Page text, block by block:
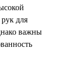
для
важны